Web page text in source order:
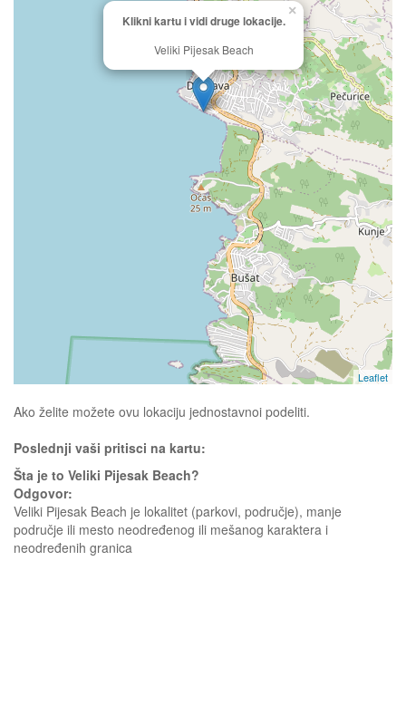
Klikni kartu i vidi druge lokacije.
Veliki Pijesak Beach
×
Leaflet
Ako želite možete ovu lokaciju jednostavnoi podeliti.
Poslednji vaši pritisci na kartu:
Šta je to Veliki Pijesak Beach?
Odgovor:
Veliki Pijesak Beach je lokalitet (parkovi, područje), manje
područje ili mesto neodređenog ili mešanog karaktera i
neodređenih granica